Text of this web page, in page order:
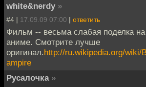
white&nerdy »
#4 | 17.09.09 07:00 | ответить
Фильм -- весьма слабая поделка на
аниме. Смотрите лучше
оригинал.http://ru.wikipedia.org/wiki/
ampire
Русалочка »